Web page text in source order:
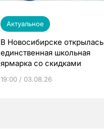
Актуальное
В Новосибирске открылась
единственная школьная
ярмарка со скидками
19:00 / 03.08.26